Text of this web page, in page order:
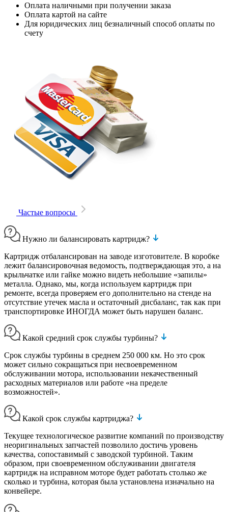
Оплата наличными при получении заказа
Оплата картой на сайте
Для юридических лиц безналичный способ оплаты по
счету
Частые вопросы
Нужно ли балансировать картридж?
Картридж отбалансирован на заводе изготовителе. В коробке
лежит балансировочная ведомость, подтверждающая это, а на
крыльчатке или гайке можно видеть небольшие «запилы»
металла. Однако, мы, когда используем картридж при
ремонте, всегда проверяем его дополнительно на стенде на
отсутствие утечек масла и остаточный дисбаланс, так как при
транспортировке ИНОГДА может быть нарушен баланс.
Какой средний срок службы турбины?
Срок службы турбины в среднем 250 000 км. Но это срок
может сильно сокращаться при несвоевременном
обслуживании мотора, использовании некачественный
расходных материалов или работе «на пределе
возможностей».
Какой срок службы картриджа?
Текущее технологическое развитие компаний по производству
неоригинальных запчастей позволило достичь уровень
качества, сопоставимый с заводской турбиной. Таким
образом, при своевременном обслуживании двигателя
картридж на исправном моторе будет работать столько же
сколько и турбина, которая была установлена изначально на
конвейере.